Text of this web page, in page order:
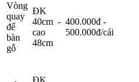
Vòng
quay
để
bàn
gỗ
ĐK
40cm -
cao
48cm
400.000đ -
500.000đ/cái